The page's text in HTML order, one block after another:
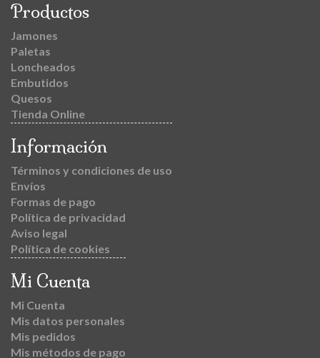
Productos
Jamones
Paletas
Loncheados
Embutidos
Quesos
Tienda Online
Información
Términos y condiciones de uso
Envíos
Formas de pago
Política de privacidad
Aviso legal
Política de cookies
Mi Cuenta
Mi Cuenta
Mis datos personales
Mis pedidos
Mis métodos de pago